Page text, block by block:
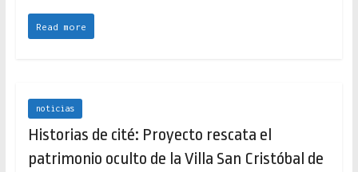
Read more
noticias
Historias de cité: Proyecto rescata el
patrimonio oculto de la Villa San Cristóbal de